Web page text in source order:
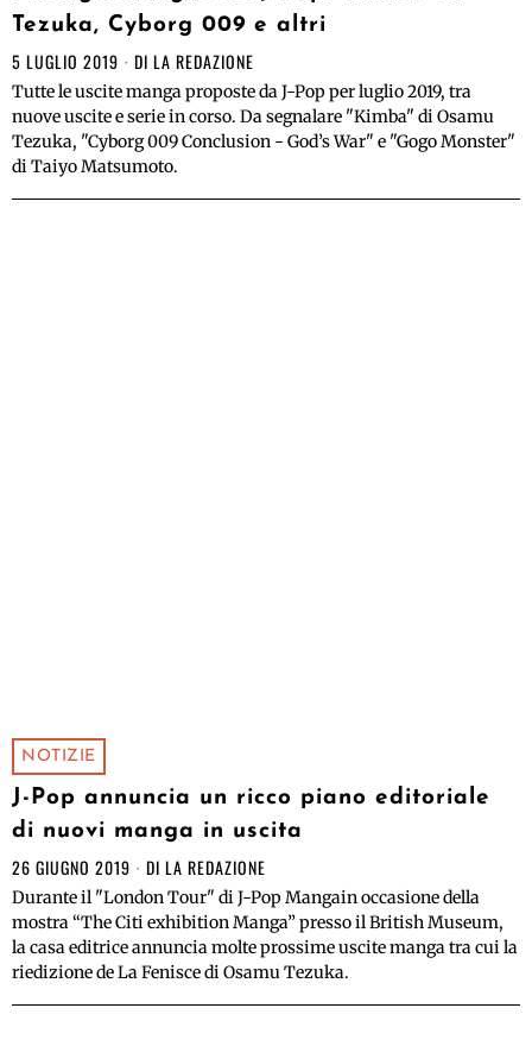
Tezuka, Cyborg 009 e altri
5 LUGLIO 2019 DI LA REDAZIONE
Tutte le uscite manga proposte da J-Pop per luglio 2019, tra
nuove uscite e serie in corso. Da segnalare "Kimba" di Osamu
Tezuka, "Cyborg 009 Conclusion - God’s War" e "Gogo Monster"
di Taiyo Matsumoto.
NOTIZIE
J-Pop annuncia un ricco piano editoriale
di nuovi manga in uscita
26 GIUGNO 2019 DI LA REDAZIONE
Durante il "London Tour" di J-Pop Mangain occasione della
mostra “The Citi exhibition Manga” presso il British Museum,
la casa editrice annuncia molte prossime uscite manga tra cui la
riedizione de La Fenisce di Osamu Tezuka.